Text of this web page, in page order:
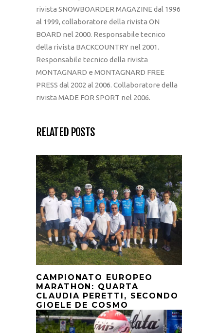
rivista SNOWBOARDER MAGAZINE dal 1996
al 1999, collaboratore della rivista ON
BOARD nel 2000. Responsabile tecnico
della rivista BACKCOUNTRY nel 2001.
Responsabile tecnico della rivista
MONTAGNARD e MONTAGNARD FREE
PRESS dal 2002 al 2006. Collaboratore della
rivista MADE FOR SPORT nel 2006.
RELATED POSTS
CAMPIONATO EUROPEO
MARATHON: QUARTA
CLAUDIA PERETTI, SECONDO
GIOELE DE COSMO